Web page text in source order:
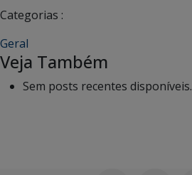
Categorias :
Geral
Veja Também
Sem posts recentes disponíveis.